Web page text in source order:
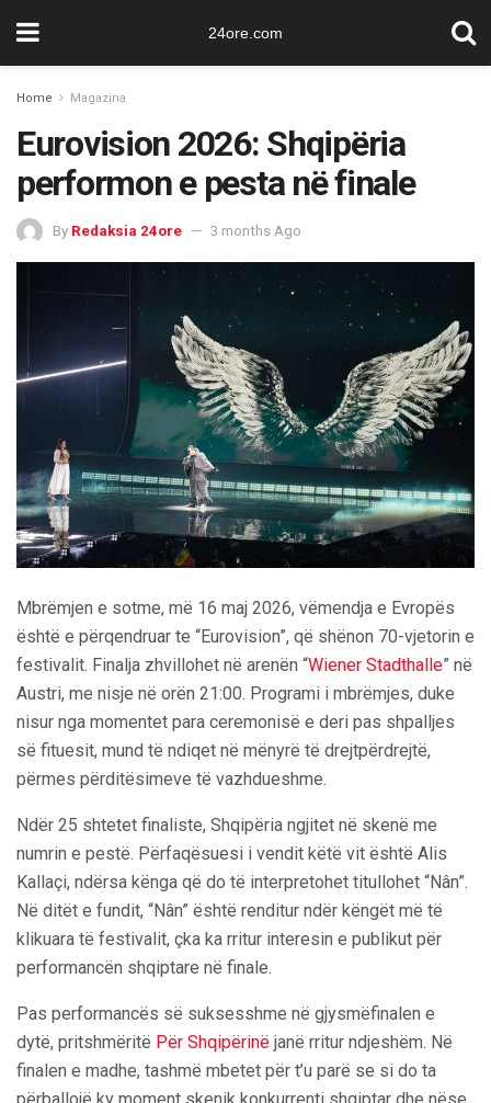
24ore.com
Home Magazina
Eurovision 2026: Shqipëria
performon e pesta në finale
By Redaksia 24ore 3 months Ago
Mbrëmjen e sotme, më 16 maj 2026, vëmendja e Evropës
është e përqendruar te “Eurovision”, që shënon 70-vjetorin e
festivalit. Finalja zhvillohet në arenën “Wiener Stadthalle” në
Austri, me nisje në orën 21:00. Programi i mbrëmjes, duke
nisur nga momentet para ceremonisë e deri pas shpalljes
së fituesit, mund të ndiqet në mënyrë të drejtpërdrejtë,
përmes përditësimeve të vazhdueshme.
Ndër 25 shtetet finaliste, Shqipëria ngjitet në skenë me
numrin e pestë. Përfaqësuesi i vendit këtë vit është Alis
Kallaçi, ndërsa kënga që do të interpretohet titullohet “Nân”.
Në ditët e fundit, “Nân” është renditur ndër këngët më të
klikuara të festivalit, çka ka rritur interesin e publikut për
performancën shqiptare në finale.
Pas performancës së suksesshme në gjysmëfinalen e
dytë, pritshmëritë Për Shqipërinë janë rritur ndjeshëm. Në
finalen e madhe, tashmë mbetet për t’u parë se si do ta
përballojë ky moment skenik konkurrenti shqiptar dhe nëse